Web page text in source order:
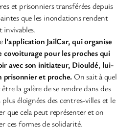
et prisonniers transférées depuis
que les inondations rendent
invivables.
l’application JailCar, qui organise
covoiturage pour les proches qui
avec son initiateur, Diouldé, lui-
prisonnier et proche. On sait à quel
la galère de se rendre dans des
éloignées des centres-villes et le
que cela peut représenter et on
ces formes de solidarité.